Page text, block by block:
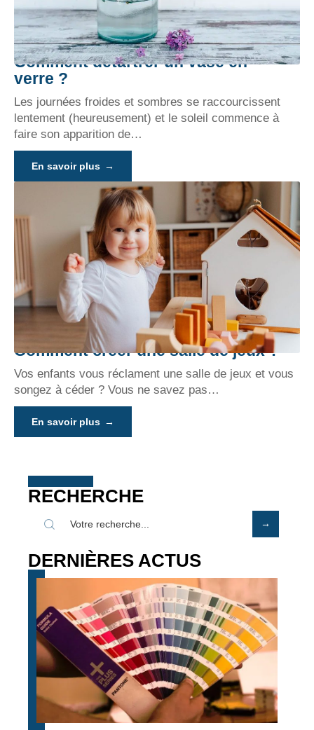
Comment détartrer un vase en
verre ?
Les journées froides et sombres se raccourcissent
lentement (heureusement) et le soleil commence à
faire son apparition de…
En savoir plus
Comment créer une salle de jeux ?
Vos enfants vous réclament une salle de jeux et vous
songez à céder ? Vous ne savez pas…
En savoir plus
RECHERCHE
DERNIÈRES ACTUS